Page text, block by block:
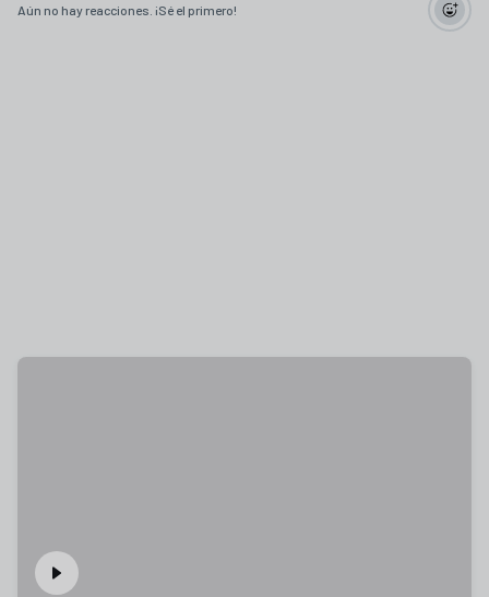
Aún no hay reacciones. ¡Sé el primero!